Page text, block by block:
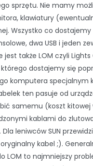
sprzętu. Nie mamy
klawiatury
Wszystko co
dwa USB i jeden
jest także LOM czyli
dostajemy się
komputera specjalnym
ten pasuje od
samemu (koszt kitowej
kablami do
Dla leniwców SUN
kabel ;).
LOM to najmniejszy